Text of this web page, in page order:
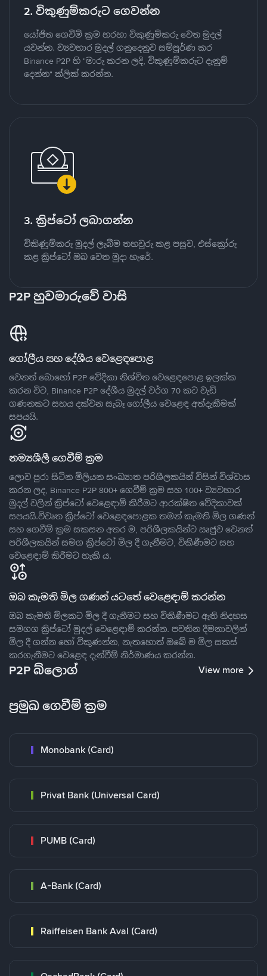
2. විකුණුම්කරුට ගෙවන්න
යෝජිත ගෙවීම් ක්‍රම හරහා විකුණුම්කරු වෙත මුදල්
යවන්න. ව්‍යවහාර මුදල් ගනුදෙනුව සම්පූර්ණ කර
Binance P2P හි "මාරු කරන ලදි, විකුණුම්කරුට දැනුම්
දෙන්න" ක්ලික් කරන්න.
3. ක්‍රිප්ටෝ ලබාගන්න
විකිණුම්කරු මුදල් ලැබීම තහවුරු කළ පසුව, එස්ක්‍රෝරු
කළ ක්‍රිප්ටෝ ඔබ වෙත මුදා හැරේ.
P2P හුවමාරුවේ වාසි
ගෝලීය සහ දේශීය වෙළෙඳපොළ
වෙනත් බොහෝ P2P වේදිකා නිශ්චිත වෙළෙඳපොළ ඉලක්ක
කරන විට, Binance P2P දේශීය මුදල් වර්ග 70 කට වැඩි
ගණනකට සහය දක්වන සැබෑ ගෝලීය වෙළෙඳ අත්දැකීමක්
සපයයි.
නම්‍යශීලී ගෙවීම් ක්‍රම
ලොව පුරා සිටින මිලියන සංඛ්‍යාත පරිශීලකයින් විසින් විශ්වාස
කරන ලද, Binance P2P 800+ ගෙවීම් ක්‍රම සහ 100+ ව්‍යවහාර
මුදල් වලින් ක්‍රිප්ටෝ වෙළෙඳාම් කිරීමට ආරක්ෂිත වේදිකාවක්
සපයයි.විවෘත ක්‍රිප්ටෝ වෙළෙඳපොළක තමන් කැමති මිල ගණන්
සහ ගෙවීම් ක්‍රම සකසන අතර ම, පරිශීලකයින්ට ඍජුව වෙනත්
පරිශීලකයින් සමග ක්‍රිප්ටෝ මිල දී ගැනීමට, විකිණීමට සහ
වෙළෙඳාම් කිරීමට හැකි ය.
ඔබ කැමති මිල ගණන් යටතේ වෙළෙඳාම් කරන්න
ඔබ කැමති මිලකට මිල දී ගැනීමට සහ විකිණීමට ඇති නිදහස
සමගග ක්‍රිප්ටෝ මුදල් වෙළෙඳාම් කරන්න. පවතින දීමනාවලින්
මිල දී ගන්න හෝ විකුණන්න, නැතහොත් ඔබේ ම මිල සකස්
කරගැනීමට වෙළෙඳ දැන්වීම් නිර්මාණය කරන්න.
P2P බ්ලොග් View more
ප්‍රමුඛ ගෙවීම් ක්‍රම
Monobank (Card)
Privat Bank (Universal Card)
PUMB (Card)
A-Bank (Card)
Raiffeisen Bank Aval (Card)